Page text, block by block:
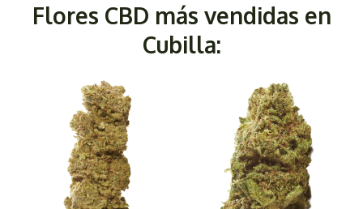
Flores CBD más vendidas en
Cubilla: